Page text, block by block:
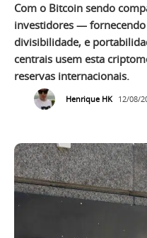
Com o Bitcoin sendo
investidores — fornecendo
divisibilidade, e
centrais usem esta
reservas internacionais.
Henrique HK 12/08/